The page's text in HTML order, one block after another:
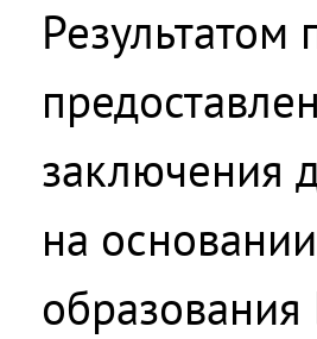
Результатом
заключения
на